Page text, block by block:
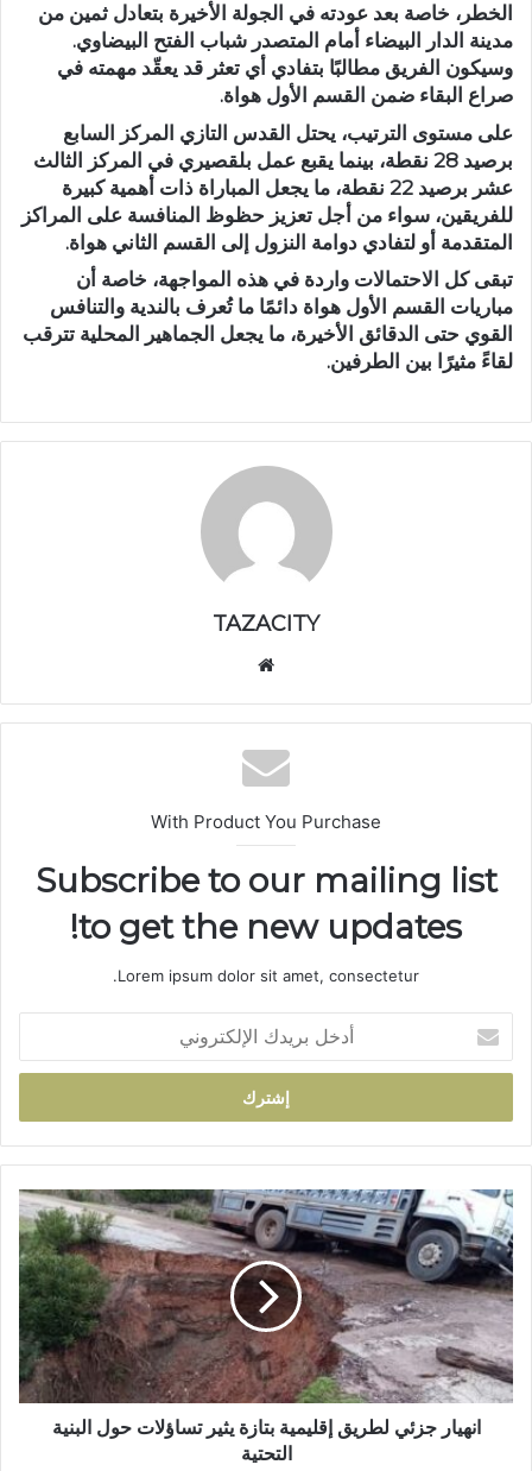
الخطر، خاصة بعد عودته في الجولة الأخيرة بتعادل ثمين من
مدينة الدار البيضاء أمام المتصدر شباب الفتح البيضاوي.
وسيكون الفريق مطالبًا بتفادي أي تعثر قد يعقّد مهمته في
صراع البقاء ضمن القسم الأول هواة.
على مستوى الترتيب، يحتل القدس التازي المركز السابع
برصيد 28 نقطة ، بينما يقبع عمل بلقصيري في المركز الثالث
عشر برصيد 22 نقطة
، ما يجعل المباراة ذات أهمية كبيرة
للفريقين، سواء من أجل تعزيز حظوظ المنافسة على المراكز
المتقدمة أو لتفادي دوامة النزول إلى القسم الثاني هواة.
تبقى كل الاحتمالات واردة في هذه المواجهة، خاصة أن
مباريات القسم الأول هواة دائمًا ما تُعرف بالندية والتنافس
القوي حتى الدقائق الأخيرة، ما يجعل الجماهير المحلية تترقب
لقاءً مثيرًا بين الطرفين.
TAZACITY
الوي
ب
With Product You Purchase
Subscribe to our mailing list
to get the new updates!
Lorem ipsum dolor sit amet, consectetur.
خ
ب
ر
د
ك
ا
ل
إ
ل
ك
ت
ر
ا
ن
ه
ي
ا
ر
ج
ز
ئ
انهيار جزئي لطريق إقليمية بتازة يثير تساؤلات حول البنية
التحتية